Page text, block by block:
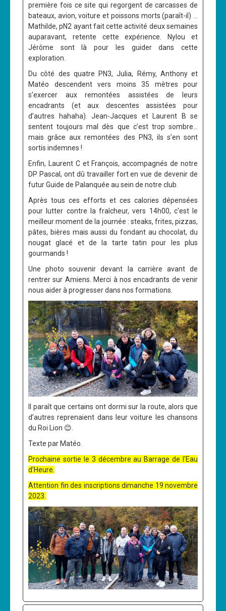
première fois ce site qui regorgent de carcasses de
bateaux, avion, voiture et poissons morts (paraît-il) …
Mathilde, pN2 ayant fait cette activité deux semaines
auparavant, retente cette expérience. Nylou et
Jérôme sont là pour les guider dans cette
exploration.
Du côté des quatre PN3, Julia, Rémy, Anthony et
Matéo descendent vers moins 35 mètres pour
s’exercer aux remontées assistées de leurs
encadrants (et aux descentes assistées pour
d’autres hahaha). Jean-Jacques et Laurent B se
sentent toujours mal dès que c’est trop sombre…
mais grâce aux remontées des PN3, ils s’en sont
sortis indemnes !
Enfin, Laurent C et François, accompagnés de notre
DP Pascal, ont dû travailler fort en vue de devenir de
futur Guide de Palanquée au sein de notre club.
Après tous ces efforts et ces calories dépensées
pour lutter contre la fraîcheur, vers 14h00, c'est le
meilleur moment de la journée : steaks, frites, pizzas,
pâtes, bières mais aussi du fondant au chocolat, du
nougat glacé et de la tarte tatin pour les plus
gourmands !
Une photo souvenir devant la carrière avant de
rentrer sur Amiens. Merci à nos encadrants de venir
nous aider à progresser dans nos formations.
Il paraît que certains ont dormi sur la route, alors que
d’autres reprenaient dans leur voiture les chansons
du Roi Lion 😊.
Texte par Matéo.
Prochaine sortie le 3 décembre au Barrage de l'Eau
d'Heure.
Attention fin des inscriptions dimanche 19 novembre
2023.